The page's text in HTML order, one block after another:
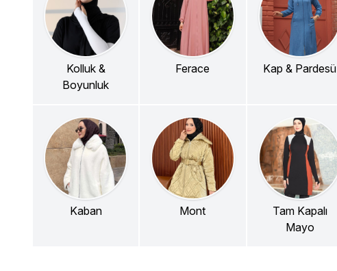
Kolluk &
Boyunluk
Ferace Kap & Pardesü
Kaban Mont
Tam Kapalı
Mayo